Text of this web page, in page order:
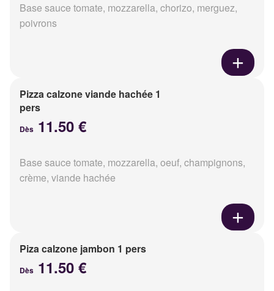
Base sauce tomate, mozzarella, chorizo, merguez,
poivrons
Pizza calzone viande hachée 1
pers
Dès 11.50 €
Base sauce tomate, mozzarella, oeuf, champignons,
crème, viande hachée
Piza calzone jambon 1 pers
Dès 11.50 €